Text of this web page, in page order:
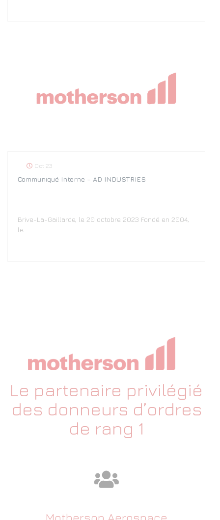
Oct 23
Communiqué Interne – AD INDUSTRIES
Brive-La-Gaillarde, le 20 octobre 2023 Fondé en 2004,
le…
Le partenaire privilégié
des donneurs d’ordres
de rang 1